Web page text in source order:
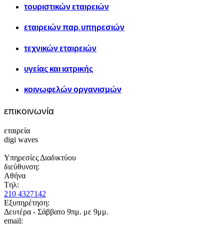
τουριστικών εταιρειών
εταιρειών παρ. υπηρεσιών
τεχνικών εταιρειών
υγείας και ιατρικής
κοινωφελών οργανισμών
επικοινωνία
εταιρεία
digi waves
Υπηρεσίες Διαδικτύου
διεύθυνση:
Αθήνα
Tηλ:
210 4327142
Εξυπηρέτηση:
Δευτέρα - Σάββατο 9πμ. με 9μμ.
email: